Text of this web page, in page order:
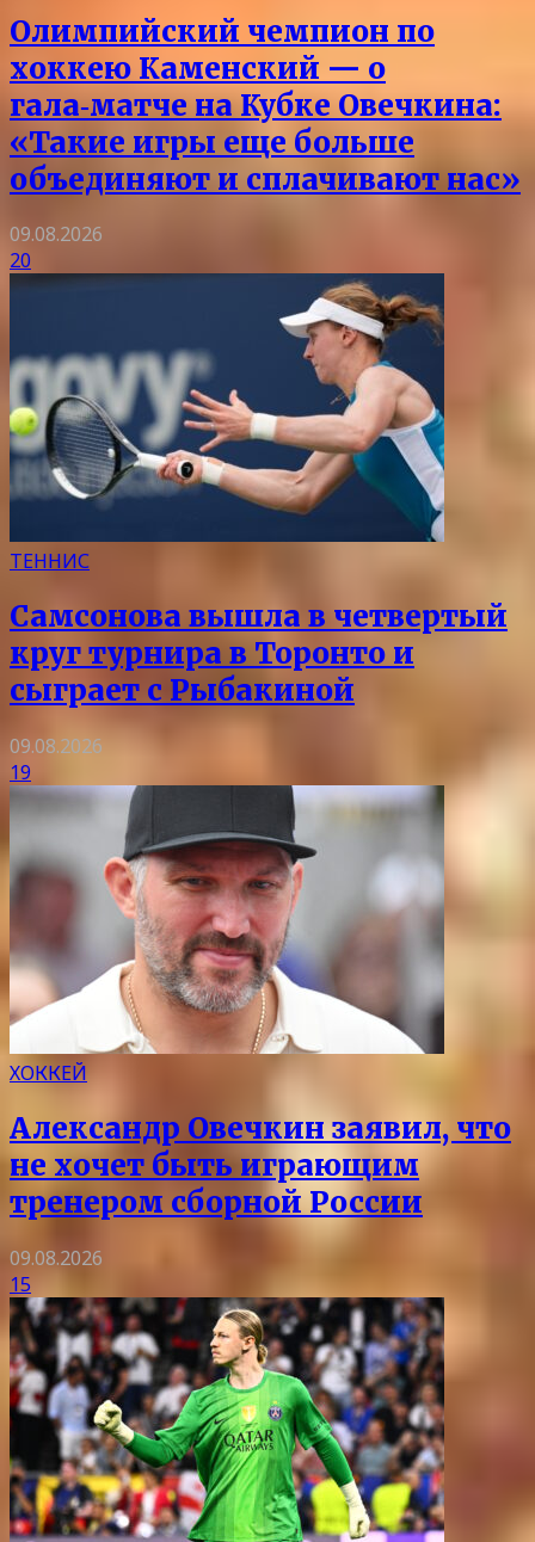
Олимпийский чемпион по
хоккею Каменский — о
гала‑матче на Кубке Овечкина:
«Такие игры еще больше
объединяют и сплачивают нас»
09.08.2026
20
ТЕННИС
Самсонова вышла в четвертый
круг турнира в Торонто и
сыграет с Рыбакиной
09.08.2026
19
ХОККЕЙ
Александр Овечкин заявил, что
не хочет быть играющим
тренером сборной России
09.08.2026
15